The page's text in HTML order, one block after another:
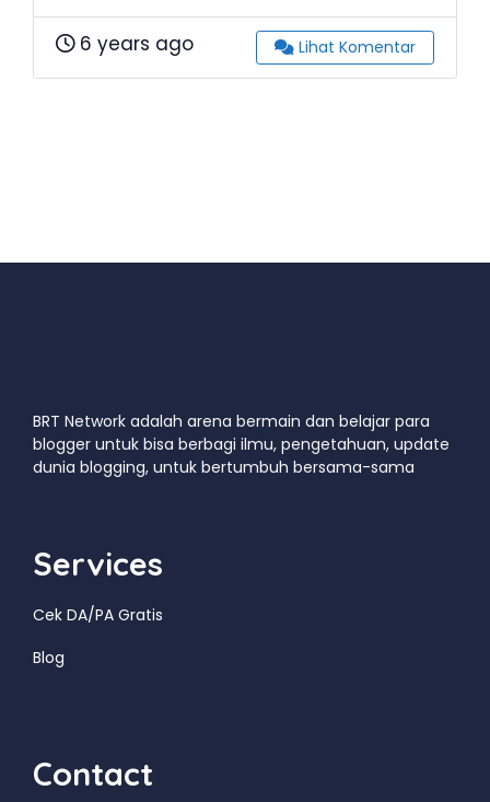
6 years ago Lihat Komentar
BRT Network adalah arena bermain dan belajar para
blogger untuk bisa berbagi ilmu, pengetahuan, update
dunia blogging, untuk bertumbuh bersama-sama
Services
Cek DA/PA Gratis
Blog
Contact